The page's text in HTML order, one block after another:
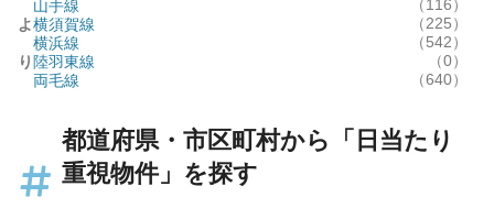
山手線
（116）
よ横須賀線
（225）
横浜線
（542）
り 陸羽東線
（0）
両毛線
（640）
都道府県・市区町村から「日当たり
重視物件」を探す